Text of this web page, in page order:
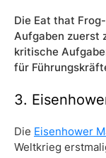
Die Eat that
Aufgaben zuerst
kritische
für
3.
Die Eisenhower
Weltkrieg